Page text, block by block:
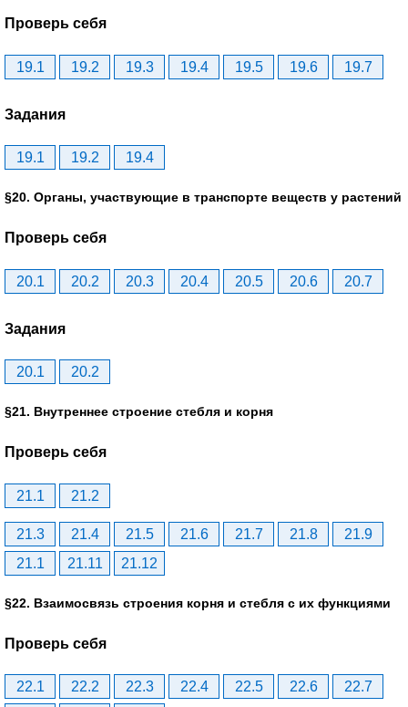
Проверь себя
19.1 19.2 19.3 19.4 19.5 19.6 19.7
Задания
19.1 19.2 19.4
§20. Органы, участвующие в транспорте веществ у растений
Проверь себя
20.1 20.2 20.3 20.4 20.5 20.6 20.7
Задания
20.1 20.2
§21. Внутреннее строение стебля и корня
Проверь себя
21.1 21.2
21.3 21.4 21.5 21.6 21.7 21.8
21.9
21.1
21.11 21.12
§22. Взаимосвязь строения корня и стебля с их функциями
Проверь себя
22.1 22.2 22.3 22.4 22.5 22.6
22.7